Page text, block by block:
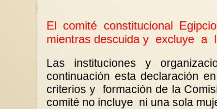
El comité constitucional
mientras descuida y excluye a
Las instituciones y
continuación esta declaración
criterios y formación de la
comité no incluye ni una sola